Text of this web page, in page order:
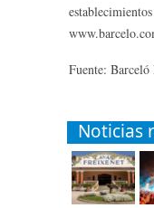
Fuente:
Noticias